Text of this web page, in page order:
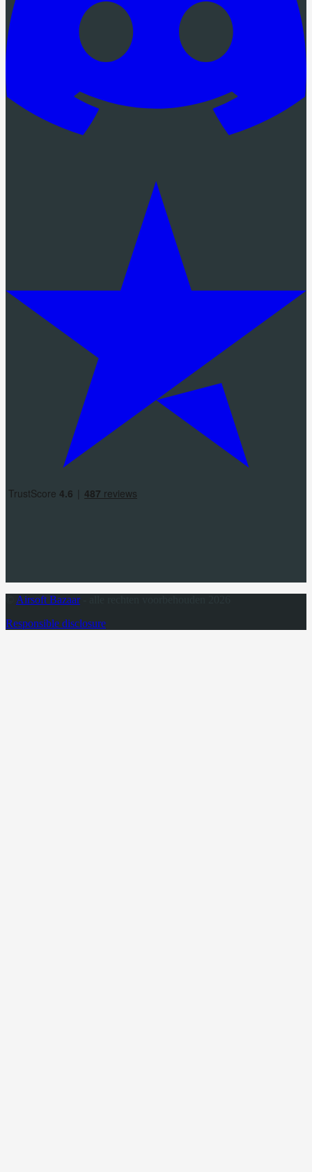
Airsoft Bazaar- alle rechten voorbehouden 2026
Responsible disclosure